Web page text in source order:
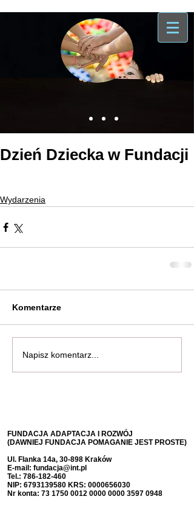
Dzień Dziecka w Fundacji
Wydarzenia
Komentarze
Napisz komentarz...
FUNDACJA ADAPTACJA I ROZWÓJ
(DAWNIEJ FUNDACJA POMAGANIE JEST PROSTE)
Ul. Flanka 14a, 30-898 Kraków
E-mail: fundacja@int.pl
Tel.: 786-182-460
NIP: 6793139580 KRS: 0000656030
Nr konta: 73 1750 0012 0000 0000 3597 0948